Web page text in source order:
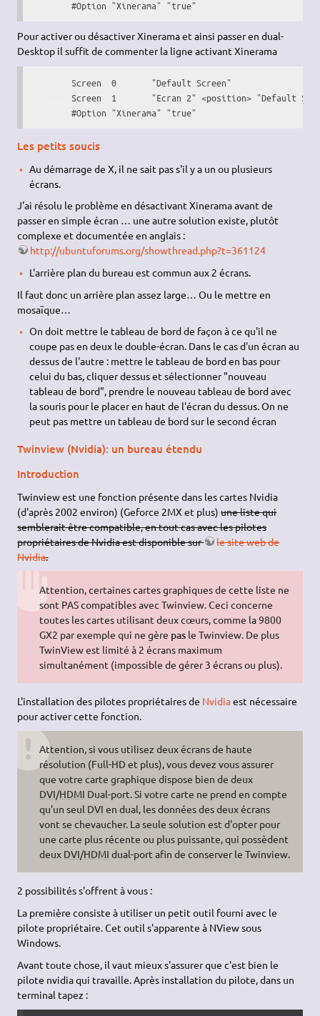
        #Option "Xinerama" "true"
Pour activer ou désactiver Xinerama et ainsi passer en dual-
Desktop il suffit de commenter la ligne activant Xinerama
        #Option "Xinerama" "true"
Les petits soucis
Au démarrage de X, il ne sait pas s'il y a un ou plusieurs
écrans.
J'ai résolu le problème en désactivant Xinerama avant de
passer en simple écran … une autre solution existe, plutôt
complexe et documentée en anglais :
http://ubuntuforums.org/showthread.php?t=361124
L'arrière plan du bureau est commun aux 2 écrans.
Il faut donc un arrière plan assez large… Ou le mettre en
mosaïque…
On doit mettre le tableau de bord de façon à ce qu'il ne
coupe pas en deux le double-écran. Dans le cas d'un écran au
dessus de l'autre : mettre le tableau de bord en bas pour
celui du bas, cliquer dessus et sélectionner "nouveau
tableau de bord", prendre le nouveau tableau de bord avec
la souris pour le placer en haut de l'écran du dessus. On ne
peut pas mettre un tableau de bord sur le second écran
Twinview (Nvidia): un bureau étendu
Introduction
Twinview est une fonction présente dans les cartes Nvidia
(d'après 2002 environ) (Geforce 2MX et plus)une liste qui
semblerait être compatible, en tout cas avec les pilotes
propriétaires de Nvidia est disponible sur
le site web de
Nvidia.
Attention, certaines cartes graphiques de cette liste ne
sont PAS compatibles avec Twinview. Ceci concerne
toutes les cartes utilisant deux cœurs, comme la 9800
GX2 par exemple qui ne gère pasle Twinview. De plus
TwinView est limité à 2 écrans maximum
simultanément (impossible de gérer 3 écrans ou plus).
L'installation des pilotes propriétaires de Nvidiaest nécessaire
pour activer cette fonction.
Attention, si vous utilisez deux écrans de haute
résolution (Full-HD et plus), vous devez vous assurer
que votre carte graphique dispose bien de deux
DVI/HDMI Dual-port. Si votre carte ne prend en compte
qu'un seul DVI en dual, les données des deux écrans
vont se chevaucher. La seule solution est d'opter pour
une carte plus récente ou plus puissante, qui possèdent
deux DVI/HDMI dual-port afin de conserver le Twinview.
2 possibilités s'offrent à vous :
La première consiste à utiliser un petit outil fourni avec le
pilote propriétaire. Cet outil s'apparente à NView sous
Windows.
Avant toute chose, il vaut mieux s'assurer que c'est bien le
pilote nvidia qui travaille. Après installation du pilote, dans un
terminal tapez :